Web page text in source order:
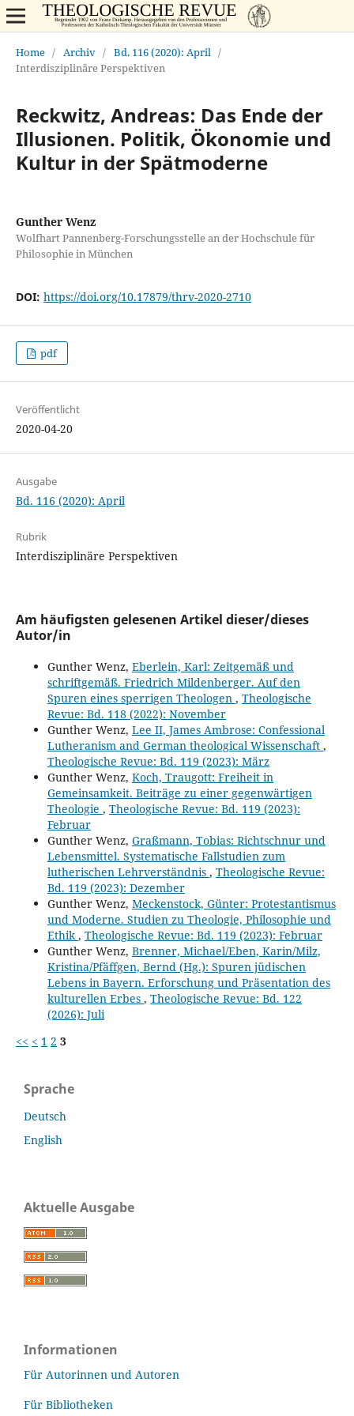
Home / Archiv / Bd. 116 (2020): April /
Interdisziplinäre Perspektiven
Reckwitz, Andreas: Das Ende der
Illusionen. Politik, Ökonomie und
Kultur in der Spätmoderne
Gunther Wenz
Wolfhart Pannenberg-Forschungsstelle an der Hochschule für
Philosophie in München
DOI: https://doi.org/10.17879/thrv-2020-2710
pdf
Veröffentlicht
2020-04-20
Ausgabe
Bd. 116 (2020): April
Rubrik
Interdisziplinäre Perspektiven
Am häufigsten gelesenen Artikel dieser/dieses
Autor/in
Gunther Wenz, Eberlein, Karl: Zeitgemäß und
schriftgemäß. Friedrich Mildenberger. Auf den
Spuren eines sperrigen Theologen , Theologische
Revue: Bd. 118 (2022): November
Gunther Wenz, Lee II, James Ambrose: Confessional
Lutheranism and German theological Wissenschaft ,
Theologische Revue: Bd. 119 (2023): März
Gunther Wenz, Koch, Traugott: Freiheit in
Gemeinsamkeit. Beiträge zu einer gegenwärtigen
Theologie , Theologische Revue: Bd. 119 (2023):
Februar
Gunther Wenz, Graßmann, Tobias: Richtschnur und
Lebensmittel. Systematische Fallstudien zum
lutherischen Lehrverständnis , Theologische Revue:
Bd. 119 (2023): Dezember
Gunther Wenz, Meckenstock, Günter: Protestantismus
und Moderne. Studien zu Theologie, Philosophie und
Ethik, Theologische Revue: Bd. 119 (2023): Februar
Gunther Wenz, Brenner, Michael/Eben, Karin/Milz,
Kristina/Pfäffgen, Bernd (Hg.): Spuren jüdischen
Lebens in Bayern. Erforschung und Präsentation des
kulturellen Erbes , Theologische Revue: Bd. 122
(2026): Juli
<< < 1 2 3
Sprache
Deutsch
English
Aktuelle Ausgabe
Informationen
Für Autorinnen und Autoren
Für Bibliotheken